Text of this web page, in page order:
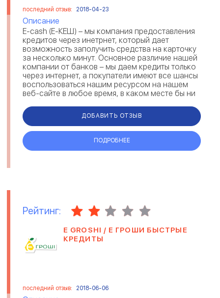
последний отзыв: 2018-04-23
Описание
Е-cash (Е-КЕШ) – мы компания предоставления
кредитов через инетрнет, который дает
возможность заполучить средства на карточку
за несколько минут. Основное различие нашей
компании от банков – мы даем кредиты только
через интернет, а покупатели имеют все шансы
воспользоваться нашим ресурсом на нашем
веб-сайте в любое время, в каком месте бы ни
пребывали. Если вам действ...
ДОБАВИТЬ ОТЗЫВ
ПОДРОБНЕЕ
Рейтинг:
E GROSHI / Е ГРОШИ БЫСТРЫЕ
КРЕДИТЫ
последний отзыв: 2018-06-06